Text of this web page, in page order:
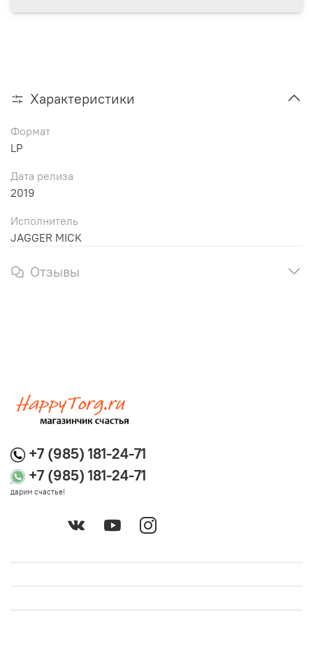
Характеристики
Формат
LP
Дата релиза
2019
Исполнитель
JAGGER MICK
Отзывы
+7 (985) 181-24-71
+7 (985) 181-24-71
дарим счастье!